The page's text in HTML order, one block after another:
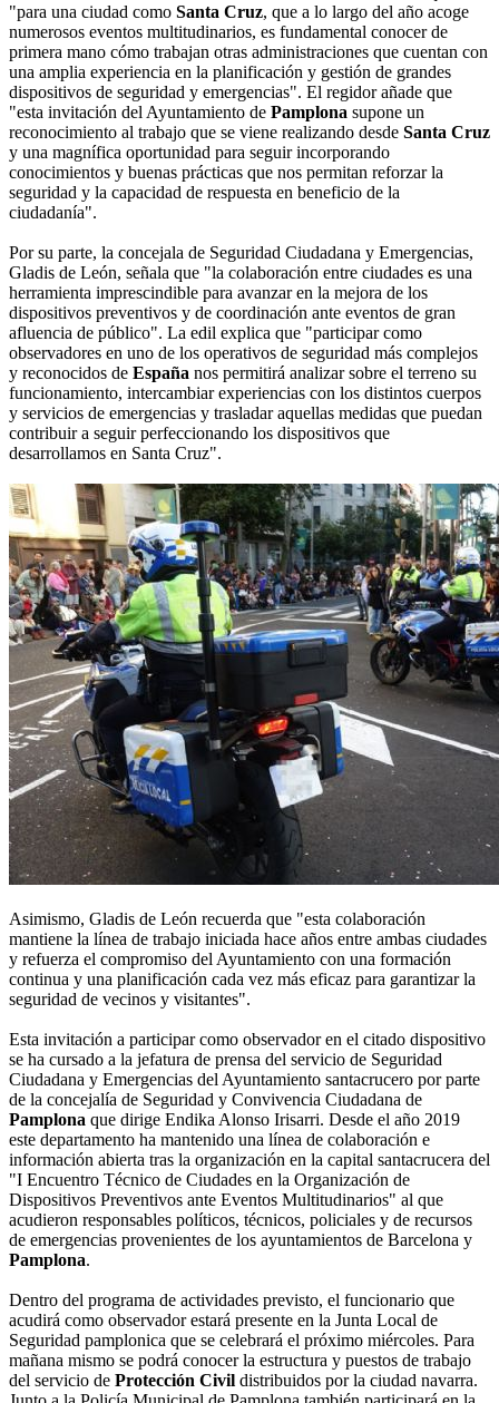
"para una ciudad como Santa Cruz, que a lo largo del año acoge
numerosos eventos multitudinarios, es fundamental conocer de
primera mano cómo trabajan otras administraciones que cuentan con
una amplia experiencia en la planificación y gestión de grandes
dispositivos de seguridad y emergencias". El regidor añade que
"esta invitación del Ayuntamiento de Pamplona supone un
reconocimiento al trabajo que se viene realizando desde Santa Cruz
y una magnífica oportunidad para seguir incorporando
conocimientos y buenas prácticas que nos permitan reforzar la
seguridad y la capacidad de respuesta en beneficio de la
ciudadanía".
Por su parte, la concejala de Seguridad Ciudadana y Emergencias,
Gladis de León, señala que "la colaboración entre ciudades es una
herramienta imprescindible para avanzar en la mejora de los
dispositivos preventivos y de coordinación ante eventos de gran
afluencia de público". La edil explica que "participar como
observadores en uno de los operativos de seguridad más complejos
y reconocidos de España nos permitirá analizar sobre el terreno su
funcionamiento, intercambiar experiencias con los distintos cuerpos
y servicios de emergencias y trasladar aquellas medidas que puedan
contribuir a seguir perfeccionando los dispositivos que
desarrollamos en Santa Cruz".
Asimismo, Gladis de León recuerda que "esta colaboración
mantiene la línea de trabajo iniciada hace años entre ambas ciudades
y refuerza el compromiso del Ayuntamiento con una formación
continua y una planificación cada vez más eficaz para garantizar la
seguridad de vecinos y visitantes".
Esta invitación a participar como observador en el citado dispositivo
se ha cursado a la jefatura de prensa del servicio de Seguridad
Ciudadana y Emergencias del Ayuntamiento santacrucero por parte
de la concejalía de Seguridad y Convivencia Ciudadana de
Pamplona que dirige Endika Alonso Irisarri. Desde el año 2019
este departamento ha mantenido una línea de colaboración e
información abierta tras la organización en la capital santacrucera del
"I Encuentro Técnico de Ciudades en la Organización de
Dispositivos Preventivos ante Eventos Multitudinarios" al que
acudieron responsables políticos, técnicos, policiales y de recursos
de emergencias provenientes de los ayuntamientos de Barcelona y
Pamplona.
Dentro del programa de actividades previsto, el funcionario que
acudirá como observador estará presente en la Junta Local de
Seguridad pamplonica que se celebrará el próximo miércoles. Para
mañana mismo se podrá conocer la estructura y puestos de trabajo
del servicio de Protección Civil distribuidos por la ciudad navarra.